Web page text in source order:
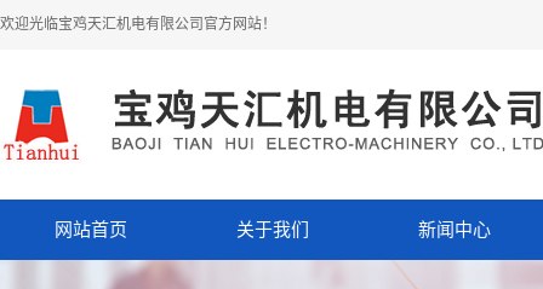
欢迎光临宝鸡天汇机电有限公司官方网站！
网站首页 关于我们 新闻中心